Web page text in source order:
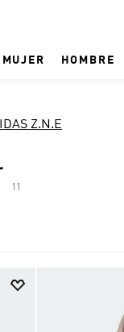
MUJER HOMBRE
Z.N.E
11